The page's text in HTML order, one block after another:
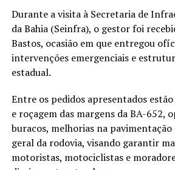
Durante a visita à Secretaria de
da Bahia (Seinfra), o gestor foi
Bastos, ocasião em que entregou
intervenções emergenciais e
estadual.
Entre os pedidos apresentados
e roçagem das margens da BA-652,
buracos, melhorias na
geral da rodovia, visando garantir
motoristas, motociclistas e